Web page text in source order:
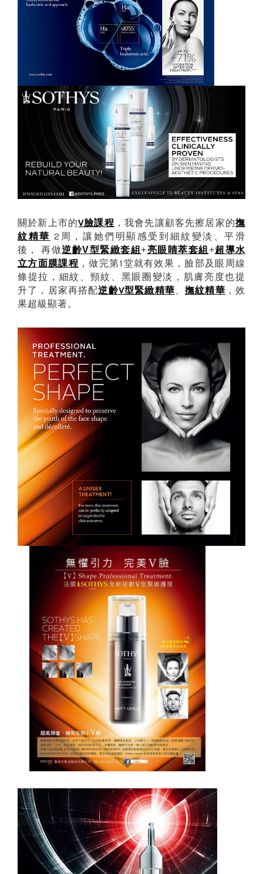
關於新上市的V臉課程 ，我會先讓顧客先擦居家的撫
紋精華 2 周，讓她們明顯感受到細紋變淡、平滑
後，
再做逆齡V型緊緻套組+亮眼睛萃套組 +超導水
立方面膜課程 ，做完第1 堂就有效果，臉部及眼周線
條提拉，細紋、頸紋、黑眼圈變淡，肌膚亮度也提
升了，居家再搭配逆齡V型緊緻精華、撫紋精華 ，效
果超級顯著。